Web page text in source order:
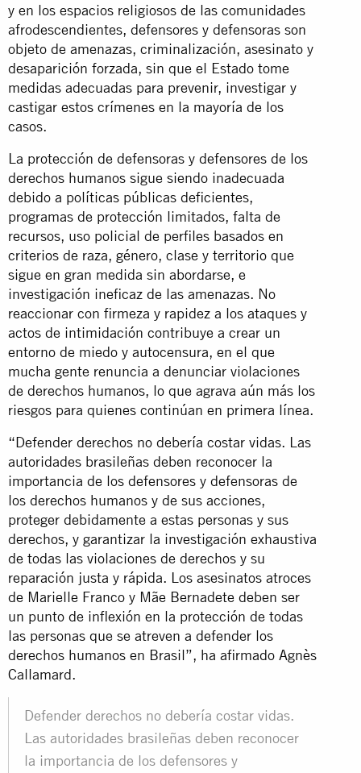
y en los espacios religiosos de las comunidades
afrodescendientes, defensores y defensoras son
objeto de amenazas, criminalización, asesinato y
desaparición forzada, sin que el Estado tome
medidas adecuadas para prevenir, investigar y
castigar estos crímenes en la mayoría de los
casos.
La protección de defensoras y defensores de los
derechos humanos sigue siendo inadecuada
debido a políticas públicas deficientes,
programas de protección limitados, falta de
recursos, uso policial de perfiles basados en
criterios de raza, género, clase y territorio que
sigue en gran medida sin abordarse, e
investigación ineficaz de las amenazas. No
reaccionar con firmeza y rapidez a los ataques y
actos de intimidación contribuye a crear un
entorno de miedo y autocensura, en el que
mucha gente renuncia a denunciar violaciones
de derechos humanos, lo que agrava aún más los
riesgos para quienes continúan en primera línea.
“Defender derechos no debería costar vidas. Las
autoridades brasileñas deben reconocer la
importancia de los defensores y defensoras de
los derechos humanos y de sus acciones,
proteger debidamente a estas personas y sus
derechos, y garantizar la investigación exhaustiva
de todas las violaciones de derechos y su
reparación justa y rápida. Los asesinatos atroces
de Marielle Franco y Mãe Bernadete deben ser
un punto de inflexión en la protección de todas
las personas que se atreven a defender los
derechos humanos en Brasil”, ha afirmado Agnès
Callamard.
Defender derechos no debería costar vidas.
Las autoridades brasileñas deben reconocer
la importancia de los defensores y